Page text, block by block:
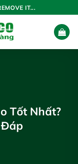
IT...
Tốt Nhất?
Đáp